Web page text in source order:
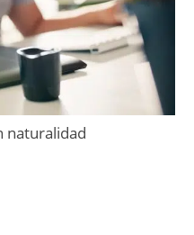
naturalidad